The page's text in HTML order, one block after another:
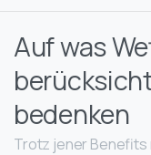
Auf was
bedenken
Trotz jener Benefits